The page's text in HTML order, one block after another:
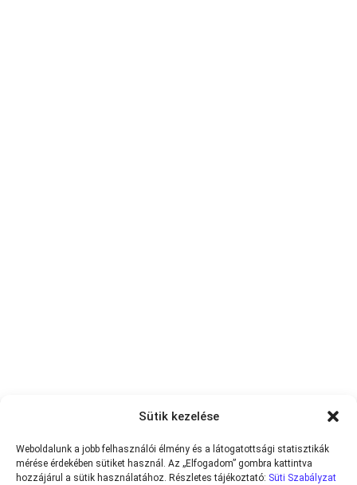
Sütik kezelése
Weboldalunk a jobb felhasználói élmény és a látogatottsági statisztikák
mérése érdekében sütiket használ. Az „Elfogadom” gombra kattintva
hozzájárul a sütik használatához. Részletes tájékoztató: Süti Szabályzat